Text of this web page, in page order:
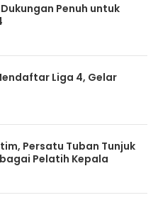
Penuh untuk
Liga 4, Gelar
Persatu Tuban Tunjuk
Pelatih Kepala